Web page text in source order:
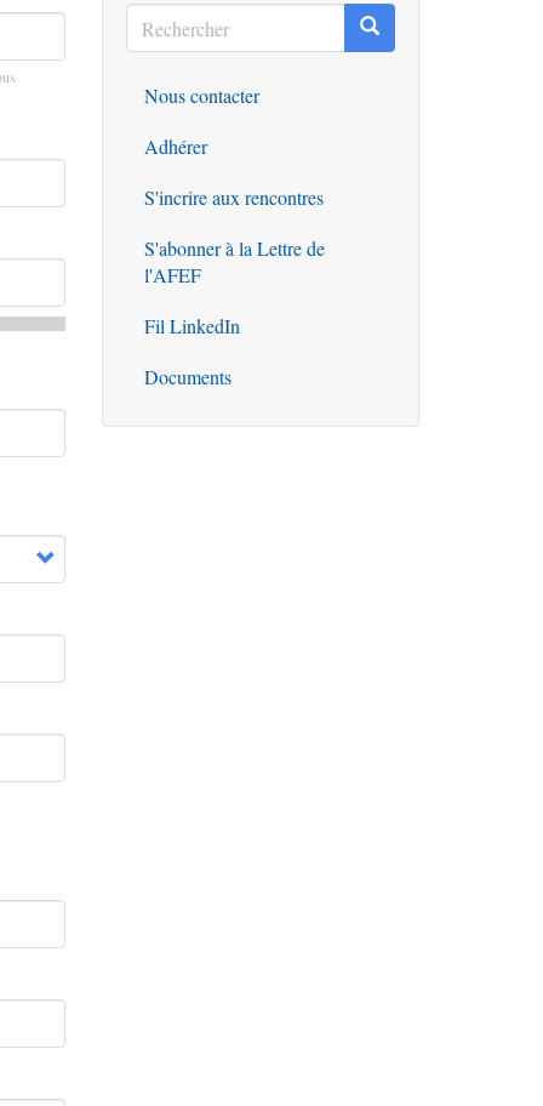
Rechercher
Rechercher Rechercher
Outils
Nous contacter
Adhérer
S'incrire aux rencontres
S'abonner à la Lettre de
l'AFEF
Fil LinkedIn
Documents